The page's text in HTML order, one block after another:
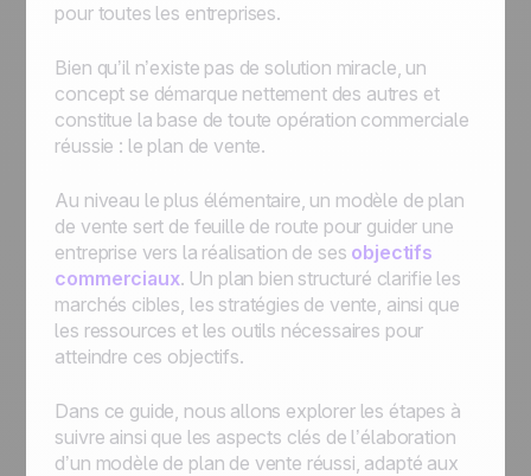
pour toutes les entreprises.
Bien qu’il n’existe pas de solution miracle, un
concept se démarque nettement des autres et
constitue la base de toute opération commerciale
réussie : le plan de vente.
Au niveau le plus élémentaire, un modèle de plan
de vente sert de feuille de route pour guider une
entreprise vers la réalisation de ses objectifs
commerciaux. Un plan bien structuré clarifie les
marchés cibles, les stratégies de vente, ainsi que
les ressources et les outils nécessaires pour
atteindre ces objectifs.
Dans ce guide, nous allons explorer les étapes à
suivre ainsi que les aspects clés de l’élaboration
d’un modèle de plan de vente réussi, adapté aux